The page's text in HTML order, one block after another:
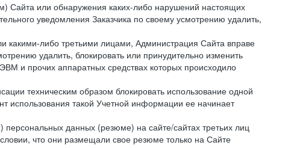
Сайта или обнаружения каких-либо нарушений настоящих
уведомления Заказчика по своему усмотрению удалить,
какими-либо третьими лицами, Администрация Сайта вправе
удалить, блокировать или принудительно изменить
и прочих аппаратных средствах которых происходило
техническим образом блокировать использование одной
использования такой Учетной информации ее начинает
данных (резюме) на сайте/сайтах третьих лиц
что они размещали свое резюме только на Сайте